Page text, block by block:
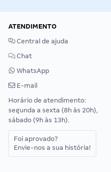
ATENDIMENTO
Central de ajuda
Chat
WhatsApp
E-mail
Horário de atendimento:
segunda a sexta (8h às 20h),
sábado (9h às 13h).
Foi aprovado?
Envie-nos a sua história!